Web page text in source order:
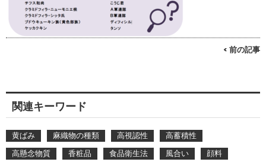
< 前の記事
関連キーワード
黄ばみ 麻織物の種類 高視認性
高蓄積性
高懸念物質
香粧品 食品衛生法 風合い
顔料